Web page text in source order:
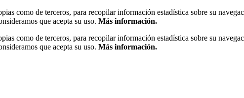
como de terceros, para recopilar información estadística sobre su
que acepta su uso. Más información.
como de terceros, para recopilar información estadística sobre su
que acepta su uso. Más información.